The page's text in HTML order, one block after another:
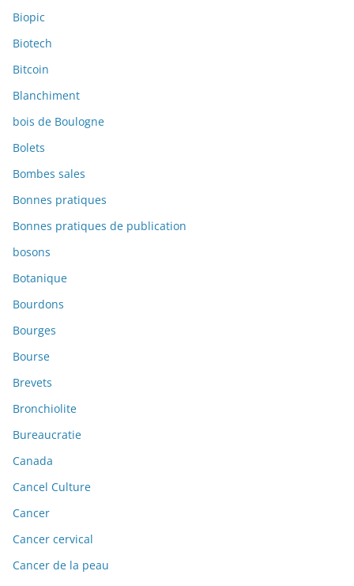
Biopic
Biotech
Bitcoin
Blanchiment
bois de Boulogne
Bolets
Bombes sales
Bonnes pratiques
Bonnes pratiques de publication
bosons
Botanique
Bourdons
Bourges
Bourse
Brevets
Bronchiolite
Bureaucratie
Canada
Cancel Culture
Cancer
Cancer cervical
Cancer de la peau